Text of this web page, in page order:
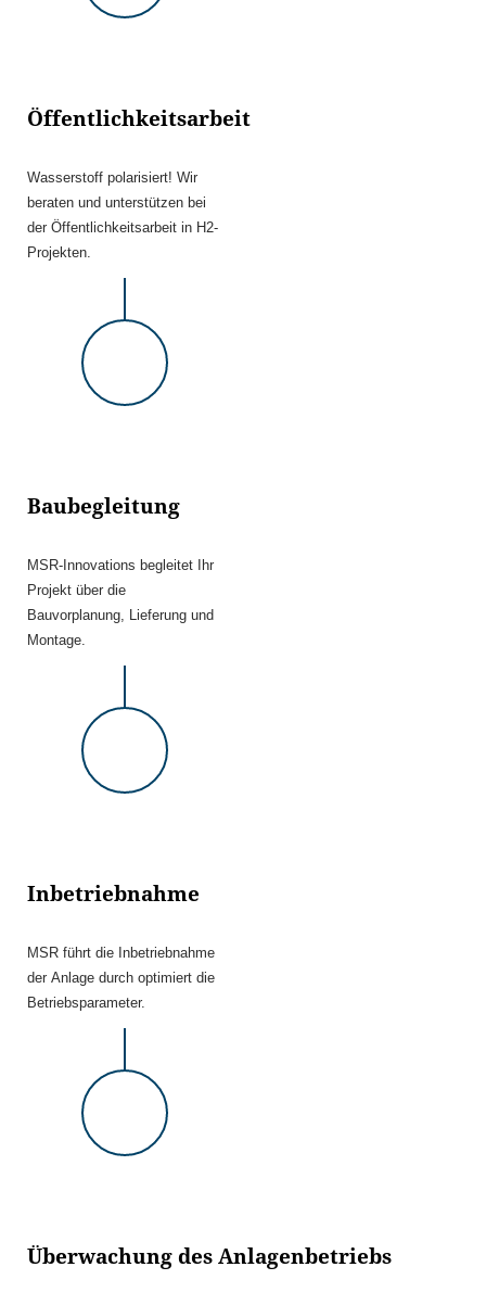
Öffentlichkeitsarbeit
Wasserstoff polarisiert! Wir
beraten und unterstützen bei
der Öffentlichkeitsarbeit in H2-
Projekten.
Baubegleitung
MSR-Innovations begleitet Ihr
Projekt über die
Bauvorplanung, Lieferung und
Montage.
Inbetriebnahme
MSR führt die Inbetriebnahme
der Anlage durch optimiert die
Betriebsparameter.
Überwachung des Anlagenbetriebs